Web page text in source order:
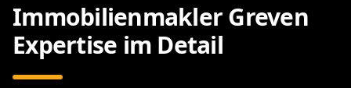
Immobilienmakler Greven
Expertise im Detail